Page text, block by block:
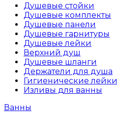
Душевые стойки
Душевые комплекты
Душевые панели
Душевые гарнитуры
Душевые лейки
Верхний душ
Душевые шланги
Держатели для душа
Гигиенические лейки
Изливы для ванны
Ванны